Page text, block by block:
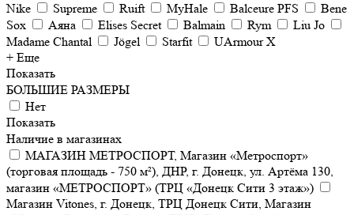
Nike
Supreme Ruift MyHale Balceure PFS
Bene
Sox
Аяна Elises Secret Balmain Rym
Liu Jo
Madame Chantal
Jögel Starfit
UArmour X
+ Еще
Показать
БОЛЬШИЕ РАЗМЕРЫ
Нет
Показать
Наличие в магазинах
МАГАЗИН МЕТРОСПОРТ, Магазин «Метроспорт»
(торговая площадь - 750 м²), ДНР, г. Донецк, ул. Артёма 130,
магазин «МЕТРОСПОРТ» (ТРЦ «Донецк Сити 3 этаж»)
Магазин Vitones, г. Донецк, ТРЦ Донецк Сити, Магазин